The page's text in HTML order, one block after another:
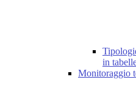
in
Monitoraggio